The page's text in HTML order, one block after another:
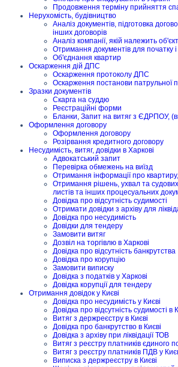
Продовження терміну прийняття
Нерухомість, будівництво
Аналіз документів, підготовка
інших договорів
Аналіз компанії, якій належить
Отримання документів для початку
Об'єднання квартир
Оскарження дій ДПС
Оскарження протоколу ДПС
Оскарження постанови патрульної
Зразки документів
Скарга на суддю
Реєстраційні форми
Бланки, Запит на витяг з ЄДРПОУ,
Оформлення договору
Оформлення договору
Розірвання кредитного договору
Несудимість, витяг, довідки в Харкові
Адвокатський запит
Перевірка обмежень на виїзд
Отримання інформації про
Отримання рішень, ухвал та судових
листів та інших процесуальних
Довідка про відсутність судимості
Отримати довідки з архіву для
Довідка про несудимість
Довідки для тендеру
Замовити витяг
Дозвіл на торгівлю в Харкові
Довідка про відсутність банкрутства
Довідка про корупцію
Замовити виписку
Довідка з податків у Харкові
Довідка корупції для тендеру
Отримання довідок у Києві
Довідка про несудимість у Києві
Довідка про відсутність судимості в
Витяг з держреєстру в Києві
Довідка про банкрутство в Києві
Довідка з архіву при ліквідації ТОВ
Витяг з реєстру платників єдиного
Витяг з реєстру платників ПДВ у
Виписка з держреєстру в Києві